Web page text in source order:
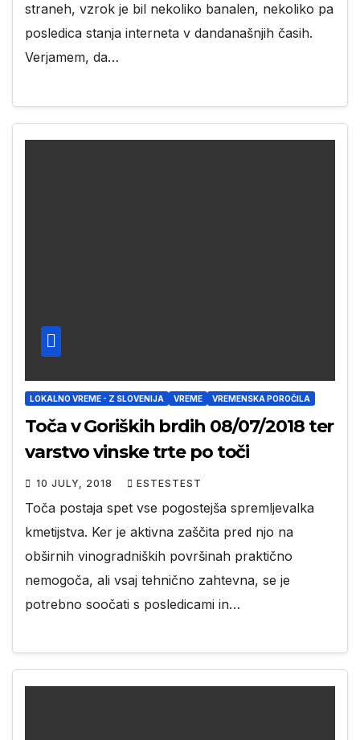
straneh, vzrok je bil nekoliko banalen, nekoliko pa
posledica stanja interneta v dandanašnjih časih.
Verjamem, da…
LOKALNO VREME - Z SLOVENIJA VREME VREMENSKA POROČILA
Toča v Goriških brdih 08/07/2018 ter
varstvo vinske trte po toči
10 JULY, 2018 ESTESTEST
Toča postaja spet vse pogostejša spremljevalka
kmetijstva. Ker je aktivna zaščita pred njo na
obširnih vinogradniških površinah praktično
nemogoča, ali vsaj tehnično zahtevna, se je
potrebno soočati s posledicami in…